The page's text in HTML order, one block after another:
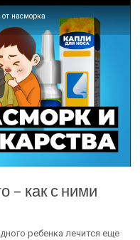
насморка
– как с ними
ребенка лечится еще